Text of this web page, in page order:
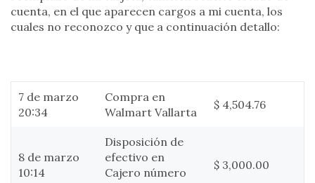
cuenta, en el que aparecen cargos a mi cuenta, los
cuales no reconozco y que a continuación detallo:
7 de marzo
20:34
Compra en
Walmart Vallarta
$ 4,504.76
8 de marzo
10:14
Disposición de
efectivo en
Cajero número
$ 3,000.00